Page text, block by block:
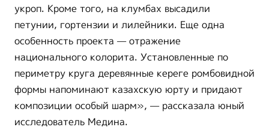
укроп. Кроме того, на клумбах высадили
петунии, гортензии и лилейники. Еще одна
особенность проекта — отражение
национального колорита. Установленные по
периметру круга деревянные кереге ромбовидной
формы напоминают казахскую юрту и придают
композиции особый шарм», — рассказала юный
исследователь Медина.